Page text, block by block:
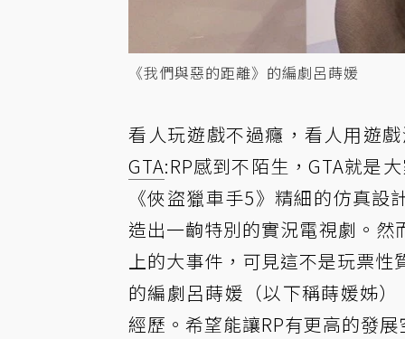
《我們與惡的距離》的編劇呂蒔媛
看人玩遊戲不過癮，看人用遊
GTA:RP感到不陌生，GTA就是
《俠盜獵車手5》精細的仿真設
造出一齣特別的實況電視劇。
上的大事件，可見這不是玩票
的編劇呂蒔媛（以下稱蒔媛姊
經歷。希望能讓RP有更高的發展